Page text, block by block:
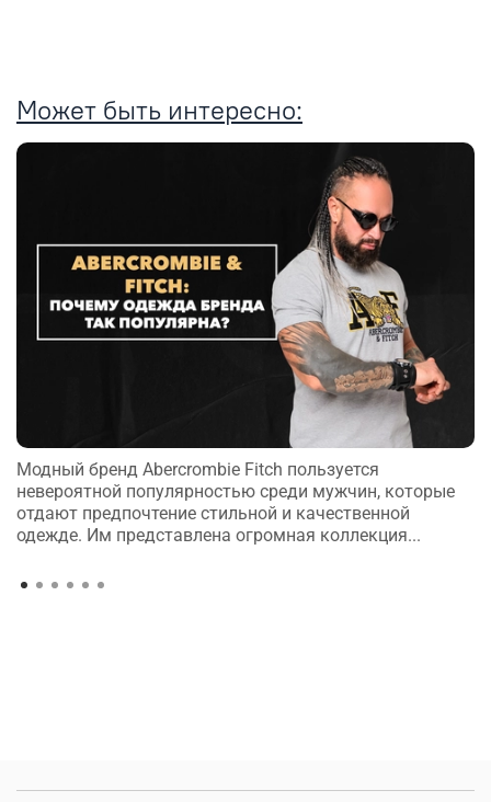
Может быть интересно:
Модный бренд Abercrombie Fitch пользуется
невероятной популярностью среди мужчин, которые
отдают предпочтение стильной и качественной
одежде. Им представлена огромная коллекция...